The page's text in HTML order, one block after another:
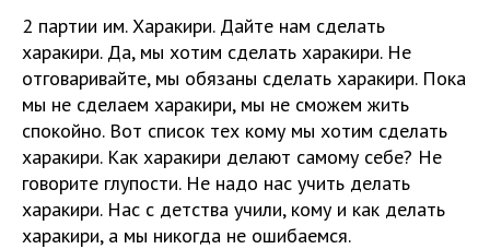
2 партии им. Харакири. Дайте нам сделать
харакири. Да, мы хотим сделать харакири. Не
отговаривайте, мы обязаны сделать харакири. Пока
мы не сделаем харакири, мы не сможем жить
спокойно. Вот список тех кому мы хотим сделать
харакири. Как харакири делают самому себе? Не
говорите глупости. Не надо нас учить делать
харакири. Нас с детства учили, кому и как делать
харакири, а мы никогда не ошибаемся.